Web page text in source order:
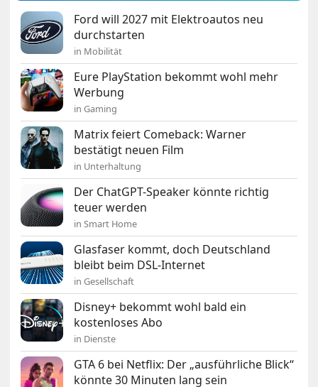
Ford will 2027 mit Elektroautos neu
durchstarten
in Mobilität
Eure PlayStation bekommt wohl mehr
Werbung
in Gaming
Matrix feiert Comeback: Warner
bestätigt neuen Film
in Unterhaltung
Der ChatGPT-Speaker könnte richtig
teuer werden
in Smart Home
Glasfaser kommt, doch Deutschland
bleibt beim DSL-Internet
in Gesellschaft
Disney+ bekommt wohl bald ein
kostenloses Abo
in Dienste
GTA 6 bei Netflix: Der „ausführliche Blick“
könnte 30 Minuten lang sein